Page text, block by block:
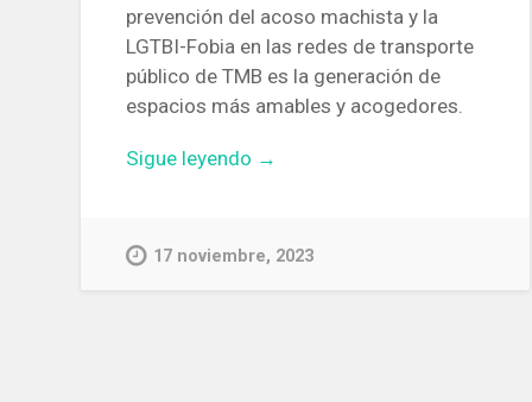
prevención del acoso machista y la
LGTBI-Fobia en las redes de transporte
público de TMB es la generación de
espacios más amables y acogedores.
Sigue leyendo «El
metro
→
17 noviembre, 2023